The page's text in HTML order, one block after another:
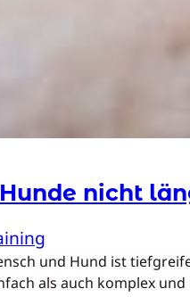
nicht
und Hund ist
als auch komplex